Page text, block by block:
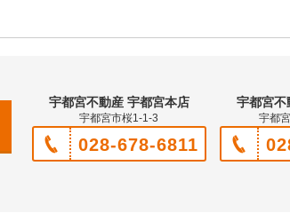
宇都宮不動産 宇都宮本店
宇都宮市桜1-1-3
028-678-6811
宇都宮不
宇都